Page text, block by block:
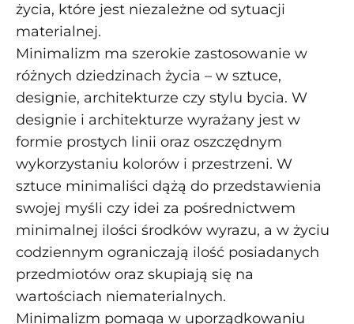
życia, które jest niezależne od sytuacji
materialnej.
Minimalizm ma szerokie zastosowanie w
różnych dziedzinach życia – w sztuce,
designie, architekturze czy stylu bycia. W
designie i architekturze wyrażany jest w
formie prostych linii oraz oszczędnym
wykorzystaniu kolorów i przestrzeni. W
sztuce minimaliści dążą do przedstawienia
swojej myśli czy idei za pośrednictwem
minimalnej ilości środków wyrazu, a w życiu
codziennym ograniczają ilość posiadanych
przedmiotów oraz skupiają się na
wartościach niematerialnych.
Minimalizm pomaga w uporządkowaniu